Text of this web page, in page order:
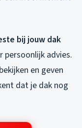
bij jouw dak
persoonlijk advies.
en geven
dat je dak nog